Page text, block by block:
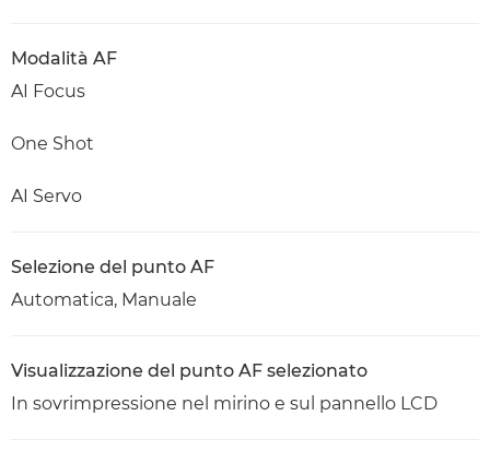
Modalità AF
AI Focus
One Shot
AI Servo
Selezione del punto AF
Automatica, Manuale
Visualizzazione del punto AF selezionato
In sovrimpressione nel mirino e sul pannello LCD